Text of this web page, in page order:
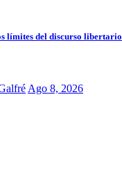
límites del discurso libertario
Ago 8, 2026